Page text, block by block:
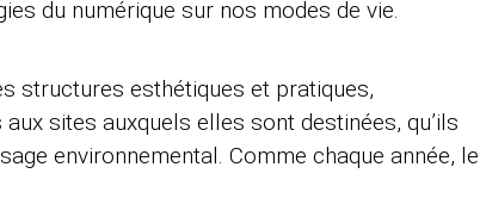
du numérique sur nos modes de vie.
structures esthétiques et pratiques,
sites auxquels elles sont destinées, qu’ils
environnemental. Comme chaque année, le